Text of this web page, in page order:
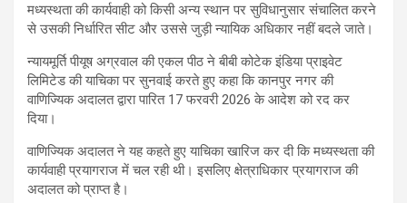
मध्यस्थता की कार्यवाही को किसी अन्य स्थान पर सुविधानुसार संचालित करने
से उसकी निर्धारित सीट और उससे जुड़ी न्यायिक अधिकार नहीं बदले जाते।
न्यायमूर्ति पीयूष अग्रवाल की एकल पीठ ने बीबी कोटेक इंडिया प्राइवेट
लिमिटेड की याचिका पर सुनवाई करते हुए कहा कि कानपुर नगर की
वाणिज्यिक अदालत द्वारा पारित 17 फरवरी 2026 के आदेश को रद कर
दिया।
वाणिज्यिक अदालत ने यह कहते हुए याचिका खारिज कर दी कि मध्यस्थता की
कार्यवाही प्रयागराज में चल रही थी। इसलिए क्षेत्राधिकार प्रयागराज की
अदालत को प्राप्त है।